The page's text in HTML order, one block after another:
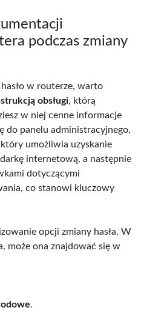
podczas zmiany
w routerze, warto
obsługi, którą
w niej cenne informacje
do panelu administracyjnego,
który umożliwia uzyskanie
internetową, a następnie
dotyczącymi
co stanowi kluczowy
opcji zmiany hasła. W
może ona znajdować się w
.